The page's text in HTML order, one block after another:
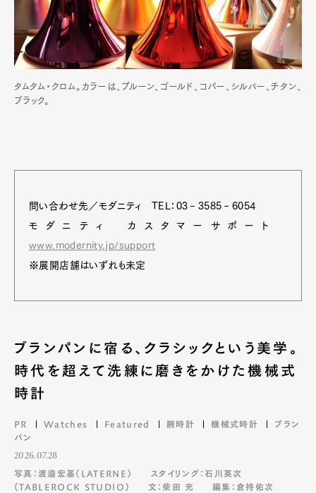
タムタム・クロム。カラーは、プルーン、ゴールド、コパー、シルバー、チタン、
ブラック。
問い合わせ先／モダニティ TEL：03‐3585‐6054
モダニティ カスタマーサポート
www.modernity.jp/support
※展開店舗はいずれも未定
ブランパンに宿る、クラシックという美学。
時代を超えて洗練に磨きをかけた機械式
時計
PR Watches Featured 腕時計 機械式時計
ブラン
パン
2026.07.28
写真：渡邉宏基（LATERNE）
スタイリング：石川英次
（TABLEROCK STUDIO）
文：柴田 充 編集：倉持佑次